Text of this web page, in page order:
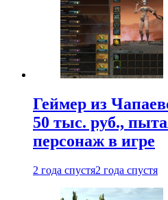
Геймер из
50 тыс. руб.,
персонаж в игре
2 года спустя2 года спустя